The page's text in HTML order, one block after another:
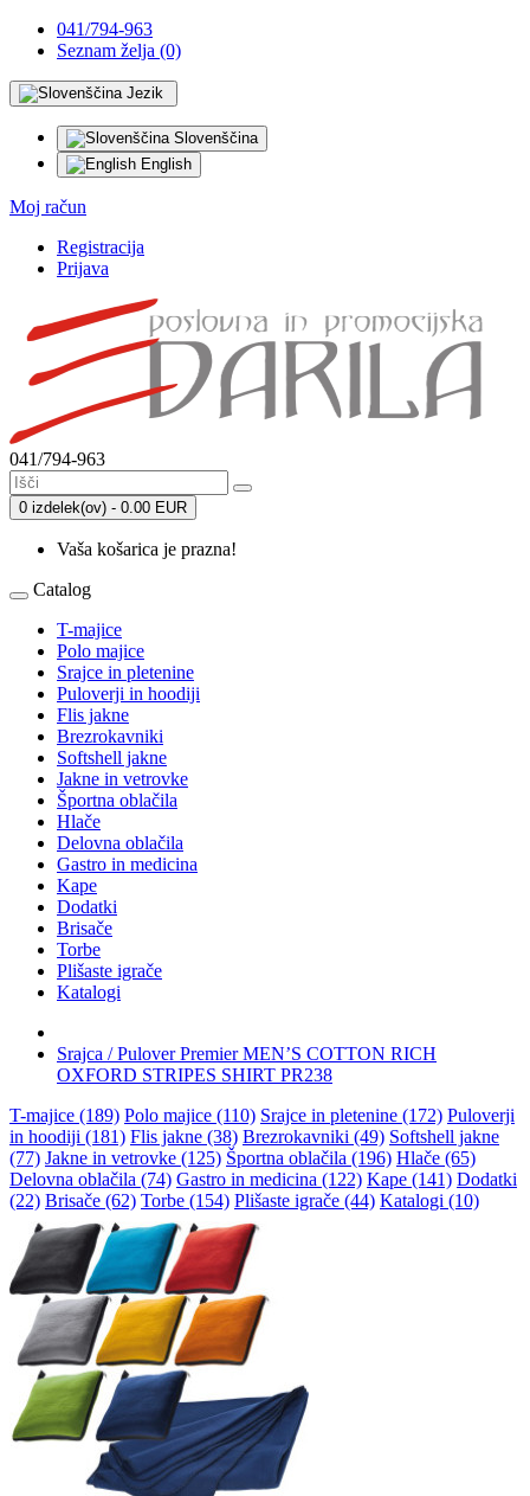
041/794-963
Seznam želja (0)
Jezik
Slovenščina
English
Moj račun
Registracija
Prijava
041/794-963
0 izdelek(ov) - 0.00 EUR
Vaša košarica je prazna!
Catalog
T-majice
Polo majice
Srajce in pletenine
Puloverji in hoodiji
Flis jakne
Brezrokavniki
Softshell jakne
Jakne in vetrovke
Športna oblačila
Hlače
Delovna oblačila
Gastro in medicina
Kape
Dodatki
Brisače
Torbe
Plišaste igrače
Katalogi
Srajca / Pulover Premier MEN’S COTTON RICH
OXFORD STRIPES SHIRT PR238
T-majice (189) Polo majice (110) Srajce in pletenine (172) Puloverji
in hoodiji (181) Flis jakne (38) Brezrokavniki (49) Softshell jakne
(77) Jakne in vetrovke (125) Športna oblačila (196) Hlače (65)
Delovna oblačila (74) Gastro in medicina (122) Kape (141) Dodatki
(22) Brisače (62) Torbe (154) Plišaste igrače (44) Katalogi (10)